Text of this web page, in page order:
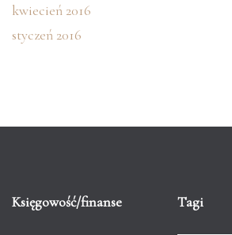
kwiecień 2016
styczeń 2016
Księgowość/finanse Tagi